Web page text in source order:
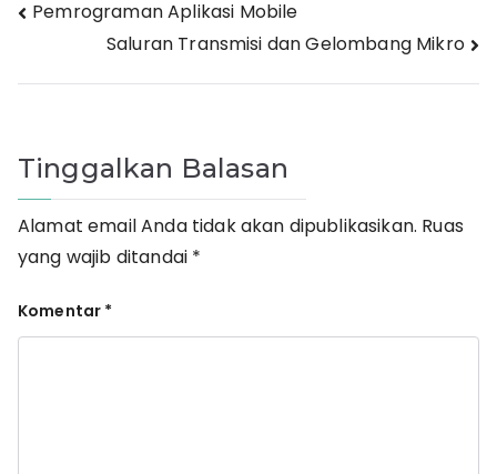
Navigasi
Pemrograman Aplikasi Mobile
Saluran Transmisi dan Gelombang Mikro
Tinggalkan Balasan
Alamat email Anda tidak akan dipublikasikan. Ruas
yang wajib ditandai *
Komentar *